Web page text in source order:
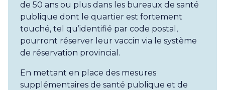
de 50 ans ou plus dans les bureaux de santé
publique dont le quartier est fortement
touché, tel qu’identifié par code postal,
pourront réserver leur vaccin via le système
de réservation provincial.
En mettant en place des mesures
supplémentaires de santé publique et de